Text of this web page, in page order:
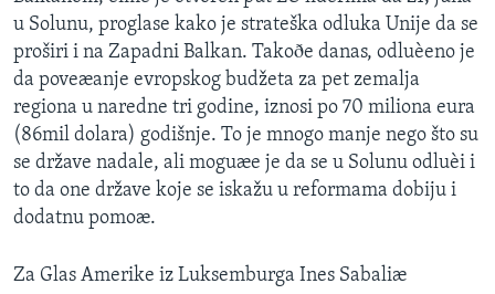
u Solunu, proglase kako je strateška odluka Unije da se
proširi i na Zapadni Balkan. Takoðe danas, odluèeno je
da poveæanje evropskog budžeta za pet zemalja
regiona u naredne tri godine, iznosi po 70 miliona eura
(86mil dolara) godišnje. To je mnogo manje nego što su
se države nadale, ali moguæe je da se u Solunu odluèi i
to da one države koje se iskažu u reformama dobiju i
dodatnu pomoæ.
Za Glas Amerike iz Luksemburga Ines Sabaliæ